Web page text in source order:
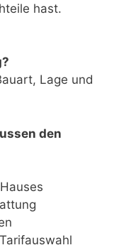
hast.
Lage und
den